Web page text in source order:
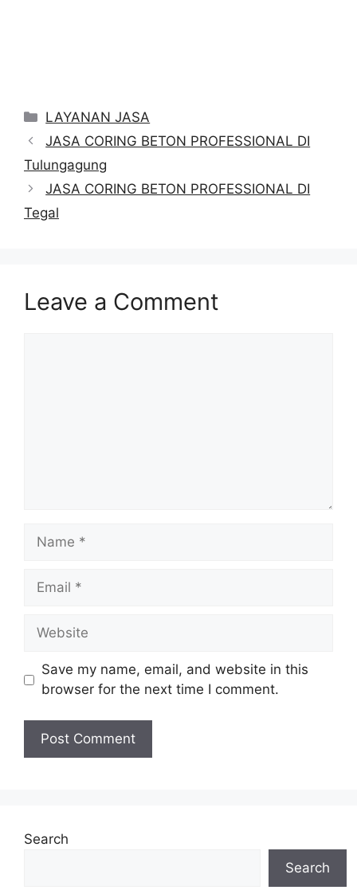
Categories
LAYANAN JASA
JASA CORING BETON PROFESSIONAL DI
Tulungagung
JASA CORING BETON PROFESSIONAL DI
Tegal
Leave a Comment
Name
Email
Website
Save my name, email, and website in this
browser for the next time I comment.
Search
Search